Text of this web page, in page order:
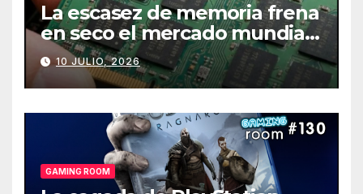
La escasez de memoria frena
en seco el mercado mundial
de PCs
10 JULIO, 2026
GAMING ROOM